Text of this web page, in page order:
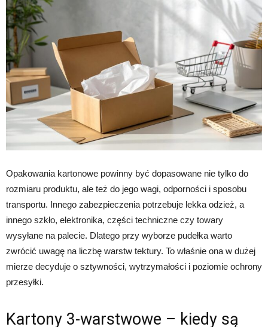
Opakowania kartonowe powinny być dopasowane nie tylko do
rozmiaru produktu, ale też do jego wagi, odporności i sposobu
transportu. Innego zabezpieczenia potrzebuje lekka odzież, a
innego szkło, elektronika, części techniczne czy towary
wysyłane na palecie. Dlatego przy wyborze pudełka warto
zwrócić uwagę na liczbę warstw tektury. To właśnie ona w dużej
mierze decyduje o sztywności, wytrzymałości i poziomie ochrony
przesyłki.
Kartony 3-warstwowe – kiedy są